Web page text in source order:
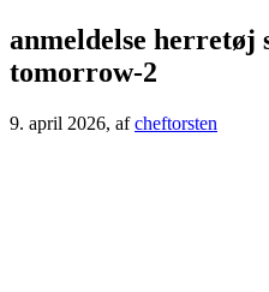
anmeldelse herretøj
tomorrow-2
9. april 2026, afcheftorsten